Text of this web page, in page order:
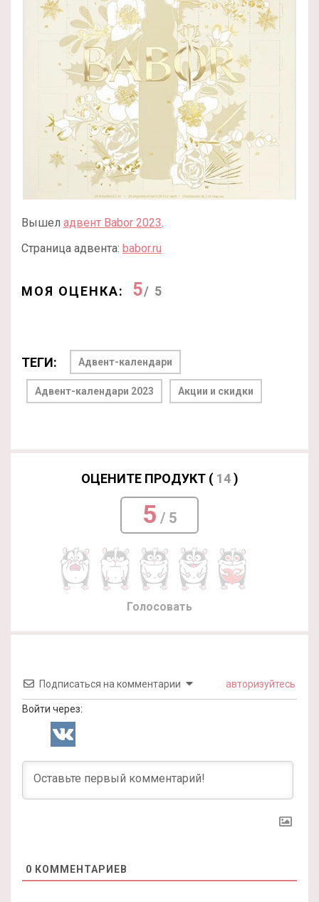
Вышел адвент Babor 2023.
Страница адвента: babor.ru
МОЯ ОЦЕНКА: 5/ 5
ТЕГИ: Адвент-календари
Адвент-календари 2023 Акции и скидки
ОЦЕНИТЕ ПРОДУКТ ( 14)
5 / 5
Голосовать
Подписаться на комментарии авторизуйтесь
Войти через:
0 КОММЕНТАРИЕВ